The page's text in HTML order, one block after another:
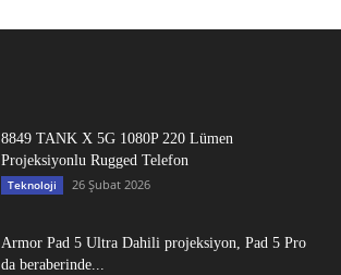
8849 TANK X 5G 1080P 220 Lümen
Projeksiyonlu Rugged Telefon
Teknoloji 26 Şubat 2026
Armor Pad 5 Ultra Dahili projeksiyon, Pad 5 Pro
da beraberinde...